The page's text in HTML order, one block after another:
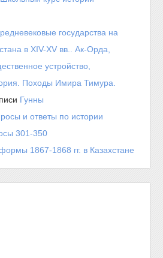
государства на
в XIV-XV вв.. Ак-Орда,
устройство,
Походы Имира Тимура.
Гунны
и ответы по истории
301-350
1867-1868 гг. в Казахстане